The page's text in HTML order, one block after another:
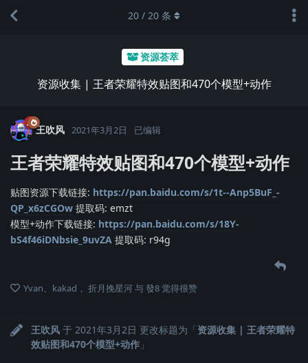
资源荟萃
资源收集 | 王者荣耀特效贴图和470个模型+动作
20 / 20 条
王吹风 2021年3月2日 已编辑
王者荣耀特效贴图和470个模型+动作
贴图资源下载链接: https://pan.baidu.com/s/1t--Anp5BuF_-
QP_x6zCGOw 提取码: emzt
模型+动作下载链接: https://pan.baidu.com/s/18Y-
bS4f46iDNbsie_9uvZA 提取码: r94g
Yvan、 kakad ， 折月挽星河与發8觉得很赞
王吹风 于 2021年3月2日 更改标题为「资源收集 | 王者荣耀特
效贴图和470个模型+动作 」